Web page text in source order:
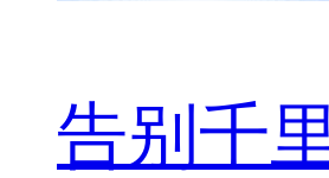
告别千